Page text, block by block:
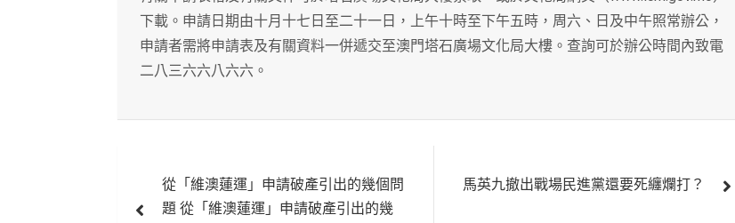
下載。申請日期由十月十七日至二十一日，上午十時至下午五時，周六、日及中午照常辦公，
申請者需將申請表及有關資料一併遞交至澳門塔石廣場文化局大樓。查詢可於辦公時間內致電
二八三六六八六六。
章
從「維澳蓮運」申請破產引出的幾個問
題 從「維澳蓮運」申請破產引出的幾
馬英九撤出戰場民進黨還要死纏爛打？